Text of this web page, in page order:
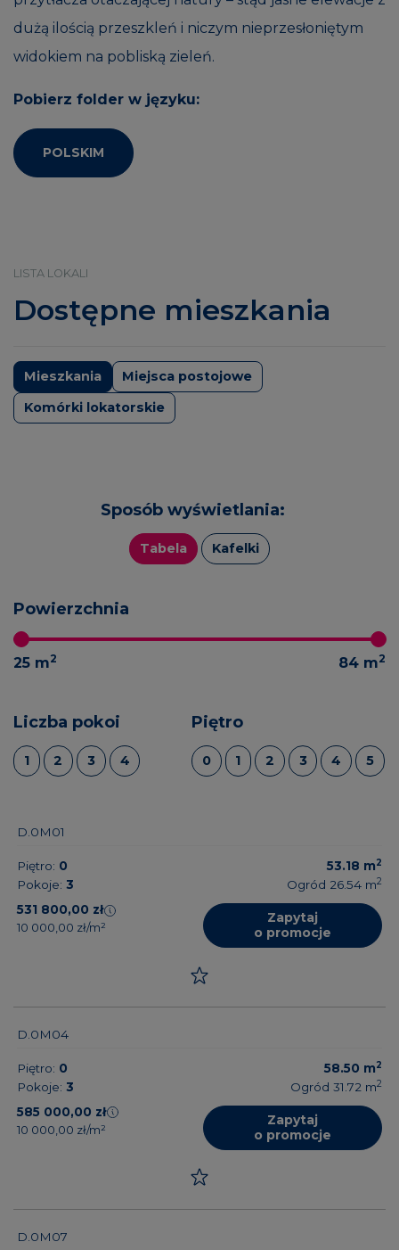
dużą ilością przeszkleń i niczym nieprzesłoniętym
widokiem na pobliską zieleń.
Pobierz folder w języku:
POLSKIM
LISTA LOKALI
Dostępne mieszkania
Mieszkania
Miejsca postojowe
Komórki lokatorskie
Powierzchnia
25 m2 84 m2
Liczba pokoi
1 2 3 4
Piętro
0 1 2 3 4 5
Sposób wyświetlania:
Tabela Kafelki
D.0M01
Piętro: 0
Pokoje: 3
531 800,00 zł
10 000,00 zł/m²
53.18 m2
Ogród 26.54 m2
Zapytaj
o promocje
D.0M04
Piętro: 0
Pokoje: 3
585 000,00 zł
10 000,00 zł/m²
58.50 m2
Ogród 31.72 m2
Zapytaj
o promocje
D.0M07